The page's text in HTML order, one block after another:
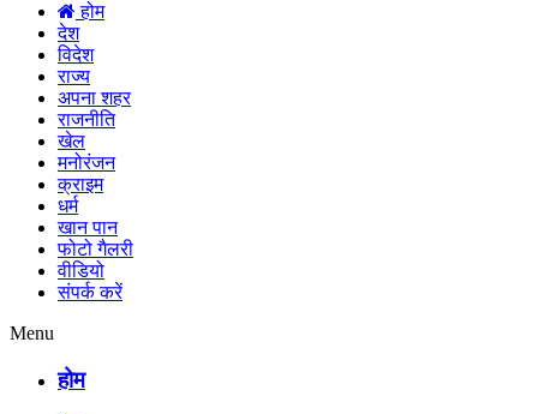
होम
देश
विदेश
राज्य
अपना शहर
राजनीति
खेल
मनोरंजन
क्राइम
धर्म
खान पान
फोटो गैलरी
वीडियो
संपर्क करें
Menu
होम